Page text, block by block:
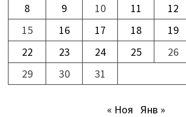
8
9 10 11 12
15
16 17 18 19
22
23 24 25 26
29
30 31
« Ноя Янв »